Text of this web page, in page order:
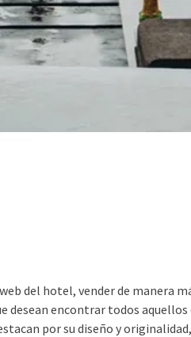
del hotel, vender de manera
desean encontrar todos
por su diseño y